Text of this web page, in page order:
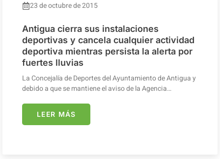
23 de octubre de 2015
Antigua cierra sus instalaciones
deportivas y cancela cualquier actividad
deportiva mientras persista la alerta por
fuertes lluvias
La Concejalía de Deportes del Ayuntamiento de Antigua y
debido a que se mantiene el aviso de la Agencia…
LEER MÁS